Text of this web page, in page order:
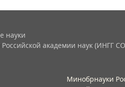
науки
академии наук (ИНГГ
Минобрнауки